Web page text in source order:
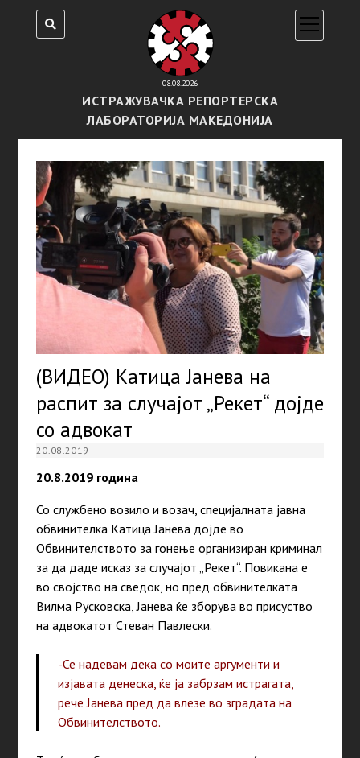
08.08.2026
ИСТРАЖУВАЧКА РЕПОРТЕРСКА
ЛАБОРАТОРИЈА МАКЕДОНИЈА
open
menu
(ВИДЕО) Катица Јанева на
распит за случајот „Рекет“ дојде
со адвокат
20.08.2019
20.8.2019 година
Со службено возило и возач, специјалната јавна
обвинителка Катица Јанева дојде во
Обвинителството за гонење организиран криминал
за да даде исказ за случајот „Рекет“. Повикана е
во својство на сведок, но пред обвинителката
Вилма Русковска, Јанева ќе зборува во присуство
на адвокатот Стеван Павлески.
-Се надевам дека со моите аргументи и
изјавата денеска, ќе ја забрзам истрагата,
рече Јанева пред да влезе во зградата на
Обвинителството.